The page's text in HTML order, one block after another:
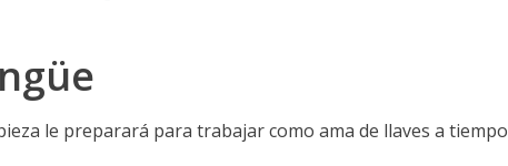
le preparará para trabajar como ama de llaves a tiempo